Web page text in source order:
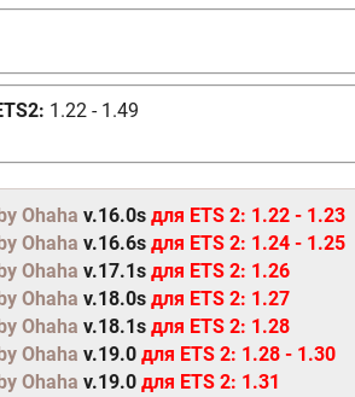
1.22 - 1.49
Ohaha v.16.0s для ETS 2: 1.22 - 1.23
Ohaha v.16.6s для ETS 2: 1.24 - 1.25
Ohaha v.17.1s для ETS 2: 1.26
Ohaha v.18.0s для ETS 2: 1.27
Ohaha v.18.1s для ETS 2: 1.28
Ohaha v.19.0 для ETS 2: 1.28 - 1.30
Ohaha v.19.0 для ETS 2: 1.31